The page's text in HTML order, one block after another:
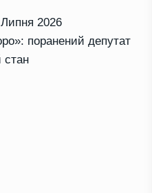
2026
поранений депутат
стан